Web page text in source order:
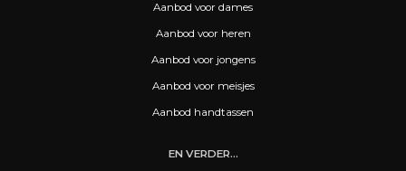
Aanbod voor dames
Aanbod voor heren
Aanbod voor jongens
Aanbod voor meisjes
Aanbod handtassen
EN VERDER...